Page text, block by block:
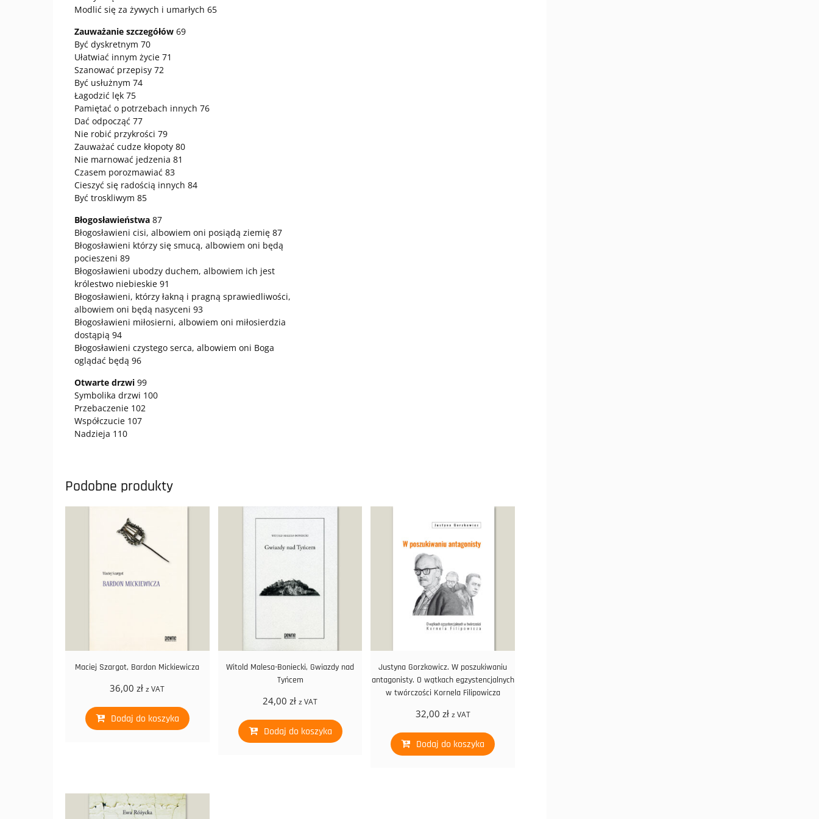
Modlić się za żywych i umarłych 65
Zauważanie szczegółów 69
Być dyskretnym 70
Ułatwiać innym życie 71
Szanować przepisy 72
Być usłużnym 74
Łagodzić lęk 75
Pamiętać o potrzebach innych 76
Dać odpocząć 77
Nie robić przykrości 79
Zauważać cudze kłopoty 80
Nie marnować jedzenia 81
Czasem porozmawiać 83
Cieszyć się radością innych 84
Być troskliwym 85
Błogosławieństwa 87
Błogosławieni cisi, albowiem oni posiądą ziemię 87
Błogosławieni którzy się smucą, albowiem oni będą
pocieszeni 89
Błogosławieni ubodzy duchem, albowiem ich jest
królestwo niebieskie 91
Błogosławieni, którzy łakną i pragną sprawiedliwości,
albowiem oni będą nasyceni 93
Błogosławieni miłosierni, albowiem oni miłosierdzia
dostąpią 94
Błogosławieni czystego serca, albowiem oni Boga
oglądać będą 96
Otwarte drzwi 99
Symbolika drzwi 100
Przebaczenie 102
Współczucie 107
Nadzieja 110
Podobne produkty
Maciej Szargot, Bardon Mickiewicza
36,00zł z VAT
Dodaj do koszyka
Witold Malesa-Boniecki, Gwiazdy nad
Tyńcem
24,00 zł z VAT
Dodaj do koszyka
Justyna Gorzkowicz. W poszukiwaniu
antagonisty. O wątkach egzystencjalnych
w twórczości Kornela Filipowicza
32,00 zł z VAT
Dodaj do koszyka